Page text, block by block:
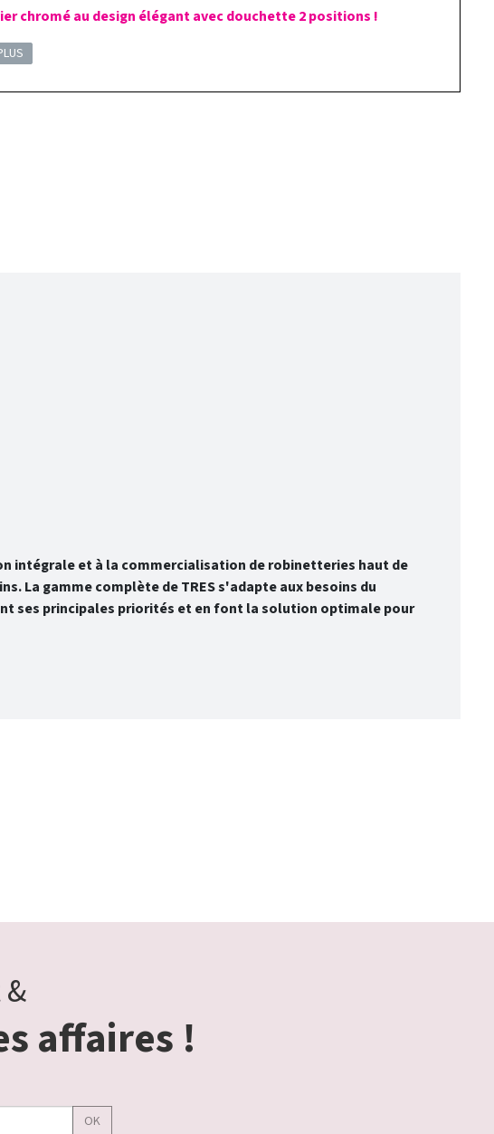
chromé au design élégant avec douchette 2 positions !
intégrale et à la commercialisation de robinetteries haut de
La gamme complète de TRES s'adapte aux besoins du
ses principales priorités et en font la solution optimale pour
affaires !
OK